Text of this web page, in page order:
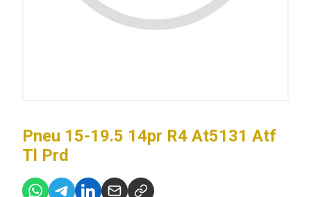
Pneu 15-19.5 14pr R4 At5131 Atf
Tl Prd